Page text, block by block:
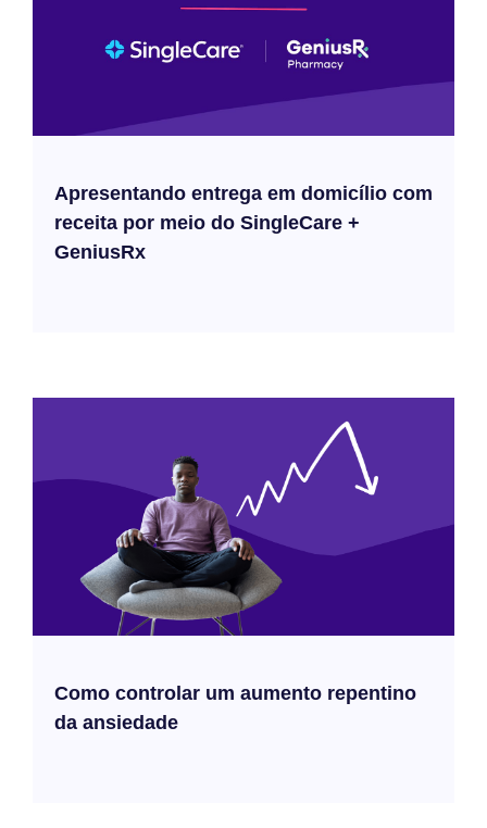
Apresentando entrega em domicílio com
receita por meio do SingleCare +
GeniusRx
Como controlar um aumento repentino
da ansiedade